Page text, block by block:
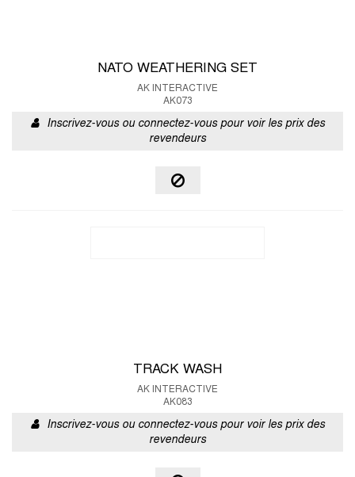
NATO WEATHERING SET
AK INTERACTIVE
AK073
Inscrivez-vous ou connectez-vous pour voir les prix des
revendeurs
TRACK WASH
AK INTERACTIVE
AK083
Inscrivez-vous ou connectez-vous pour voir les prix des
revendeurs